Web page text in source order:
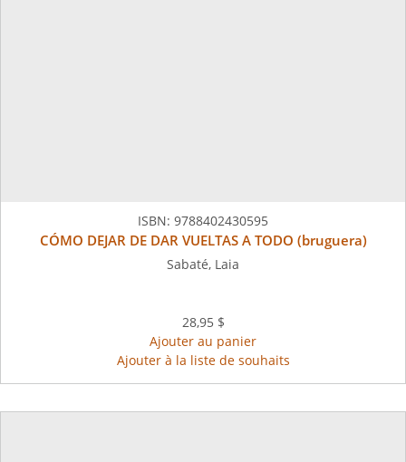
ISBN: 9788402430595
CÓMO DEJAR DE DAR VUELTAS A TODO (bruguera)
Sabaté, Laia
28,95 $
Ajouter au panier
Ajouter à la liste de souhaits